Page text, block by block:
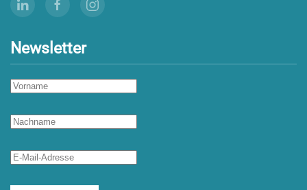
Newsletter